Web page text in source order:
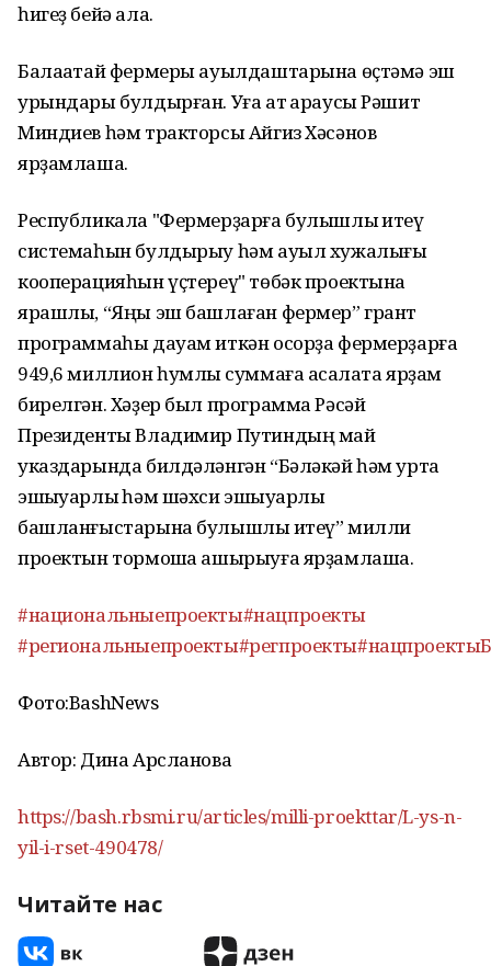
һигеҙ бейә ала.
Балаҡатай фермеры ауылдаштарына өҫтәмә эш
урындары булдырған. Уға ат ҡараусы Рәшит
Миндиев һәм тракторсы Айгиз Хәсәнов
ярҙамлаша.
Республикала "Фермерҙарға булышлыҡ итеү
системаһын булдырыу һәм ауыл хужалығы
кооперацияһын үҫтереү" төбәк проектына
ярашлы, “Яңы эш башлаған фермер” грант
программаһы дауам иткән осорҙа фермерҙарға
949,6 миллион һумлыҡ суммаға аҡсалата ярҙам
бирелгән. Хәҙер был программа Рәсәй
Президенты Владимир Путиндың май
указдарында билдәләнгән “Бәләкәй һәм урта
эшҡыуарлыҡ һәм шәхси эшҡыуарлыҡ
башланғыстарына булышлыҡ итеү” милли
проектын тормошҡа ашырыуға ярҙамлаша.
#национальныепроекты#нацпроекты
#региональныепроекты#регпроекты
Фото:BashNews
Автор: Дина Арсланова
https://bash.rbsmi.ru/articles/milli-proekttar/L-ys-n-
yil-i-rset-490478/
Читайте нас